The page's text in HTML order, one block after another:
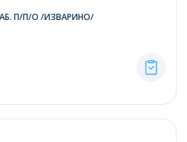
П/П/О /ИЗВАРИНО/